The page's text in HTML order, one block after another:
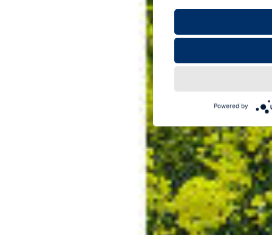
Powered by